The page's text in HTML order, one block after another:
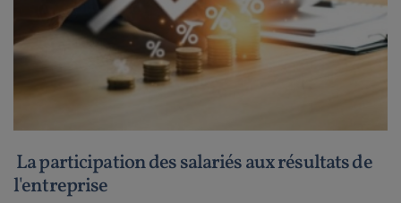
La participation des salariés aux résultats de
l'entreprise